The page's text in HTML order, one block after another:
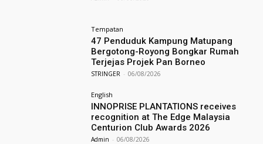
Tempatan
47 Penduduk Kampung Matupang
Bergotong-Royong Bongkar Rumah
Terjejas Projek Pan Borneo
STRINGER - 06/08/2026
English
INNOPRISE PLANTATIONS receives
recognition at The Edge Malaysia
Centurion Club Awards 2026
Admin - 06/08/2026